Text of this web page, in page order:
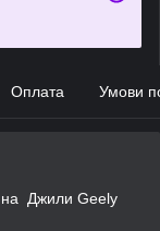
Оплата Умови
на Джили Geely